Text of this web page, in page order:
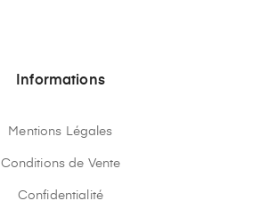
Informations
Mentions Légales
Conditions de Vente
Confidentialité